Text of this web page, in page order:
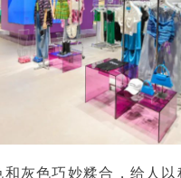
和灰色巧妙糅合，给人以